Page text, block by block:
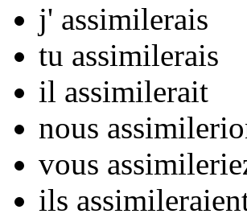
j' assimilerais
tu assimilerais
il assimilerait
nous assimiler
vous assimiler
ils assimiler